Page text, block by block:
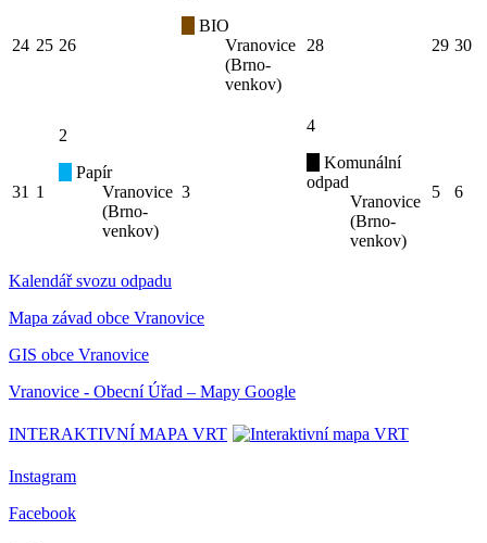
24 25 26
BIO
Vranovice
(Brno-
venkov)
28 29 30
31 1
2
Papír
Vranovice
(Brno-
venkov)
3
4
Komunální
odpad
Vranovice
(Brno-
venkov)
5 6
Kalendář svozu odpadu
Mapa závad obce Vranovice
GIS obce Vranovice
Vranovice - Obecní Úřad – Mapy Google
INTERAKTIVNÍ MAPA VRT
Instagram
Facebook